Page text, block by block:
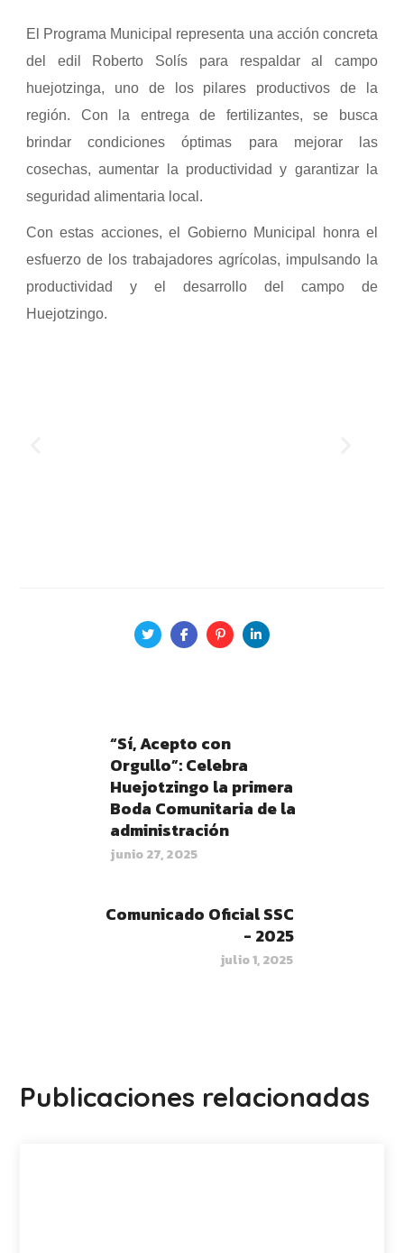
El Programa Municipal representa una acción concreta
del edil Roberto Solís para respaldar al campo
huejotzinga, uno de los pilares productivos de la
región. Con la entrega de fertilizantes, se busca
brindar condiciones óptimas para mejorar las
cosechas, aumentar la productividad y garantizar la
seguridad alimentaria local.
Con estas acciones, el Gobierno Municipal honra el
esfuerzo de los trabajadores agrícolas, impulsando la
productividad y el desarrollo del campo de
Huejotzingo.
“Sí, Acepto con
Orgullo”: Celebra
Huejotzingo la primera
Boda Comunitaria de la
administración
junio 27, 2025
Comunicado Oficial SSC
- 2025
julio 1, 2025
Publicaciones relacionadas